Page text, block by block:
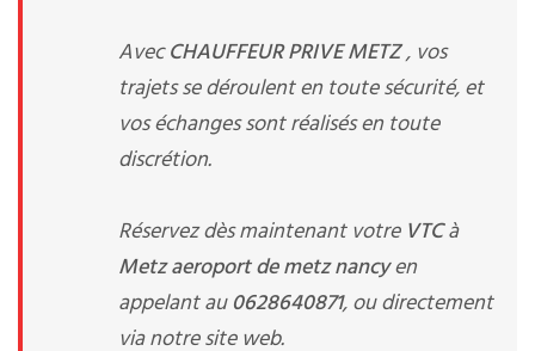
AvecCHAUFFEUR PRIVE METZ, vos
trajets se déroulent en toute sécurité, et
vos échanges sont réalisés en toute
discrétion.
Réservez dès maintenant votre VTCà
Metz aeroport de metz nancyen
appelant au0628640871, ou directement
via notre site web.